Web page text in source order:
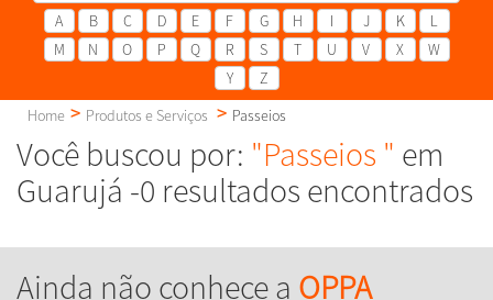
A B C D E F G H I J K
L
M
N O P Q R S T U V X
W
Y
Z
Home
Produtos e Serviços Passeios
Você buscou por: "Passeios " em
Guarujá -0 resultados encontrados
Ainda não conhece a OPPA